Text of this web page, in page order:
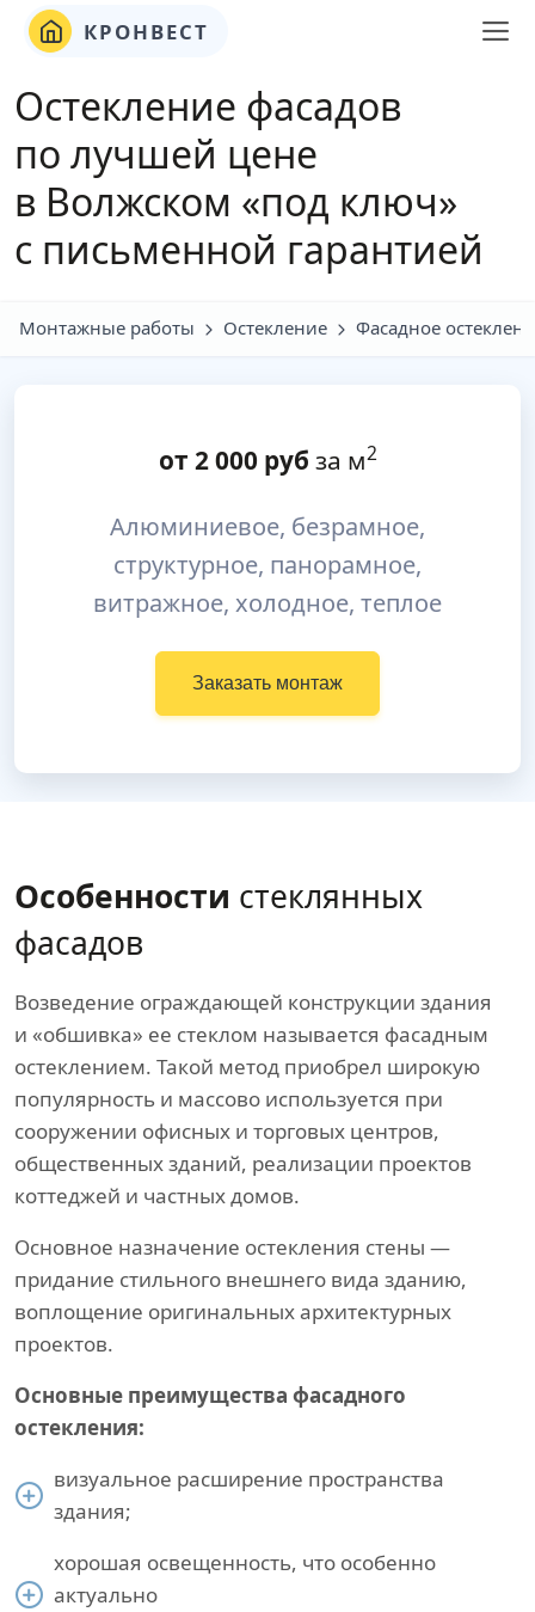
КРОНВЕСТ
Остекление фасадов
по лучшей цене
в Волжском «под ключ»
с письменной гарантией
Монтажные работы Остекление Фасадное
от 2 000руб за м2
Алюминиевое, безрамное,
структурное, панорамное,
витражное, холодное, теплое
Заказать монтаж
Особенности стеклянных
фасадов
Возведение ограждающей конструкции здания
и «обшивка» ее стеклом называется фасадным
остеклением. Такой метод приобрел широкую
популярность и массово используется при
сооружении офисных и торговых центров,
общественных зданий, реализации проектов
коттеджей и частных домов.
Основное назначение остекления стены —
придание стильного внешнего вида зданию,
воплощение оригинальных архитектурных
проектов.
Основные преимущества фасадного
остекления:
визуальное расширение пространства
здания;
хорошая освещенность, что особенно
актуально